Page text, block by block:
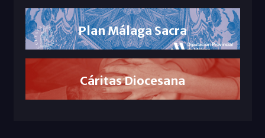
Plan Málaga Sacra
Cáritas Diocesana